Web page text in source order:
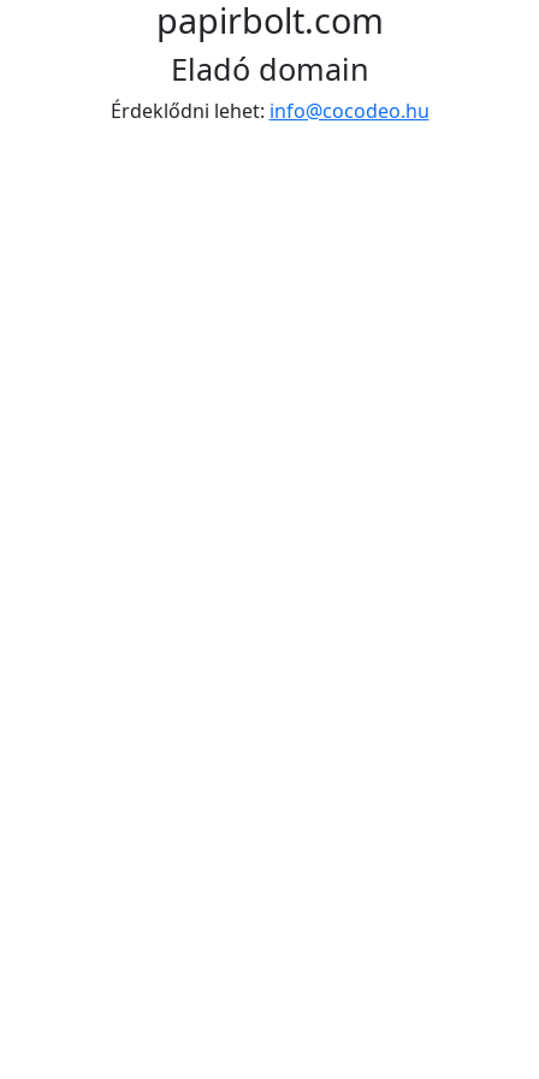
papirbolt.com
Eladó domain
Érdeklődni lehet: info@cocodeo.hu